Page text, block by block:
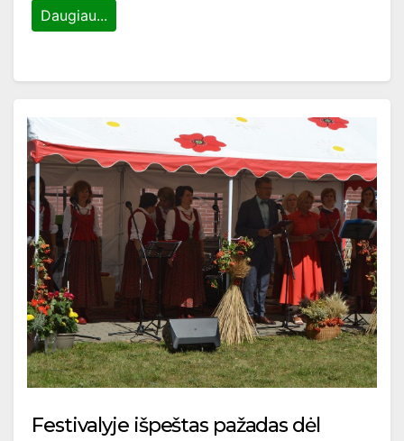
Daugiau...
Festivalyje išpeštas pažadas dėl